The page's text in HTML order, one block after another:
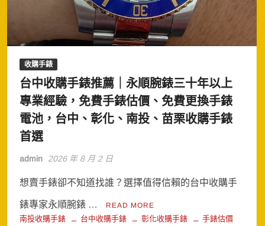
收購手錶
台中收購手錶推薦｜永順腕錶三十年以上
專業經驗，免費手錶估價、免費更換手錶
電池，台中、彰化、南投、苗栗收購手錶
首選
admin 2026 年 8 月 2 日
想賣手錶卻不知道找誰？選擇值得信賴的台中收購手
錶專家永順腕錶 … READ MORE
南投收購手錶 台中收購手錶 彰化收購手錶
手錶估價